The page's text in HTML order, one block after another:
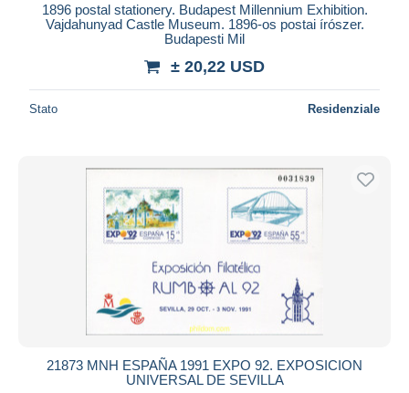
1896 postal stationery. Budapest Millennium Exhibition.
Vajdahunyad Castle Museum. 1896-os postai írószer.
Budapesti Mil
± 20,22 USD
Stato Residenziale
21873 MNH ESPAÑA 1991 EXPO 92. EXPOSICION
UNIVERSAL DE SEVILLA